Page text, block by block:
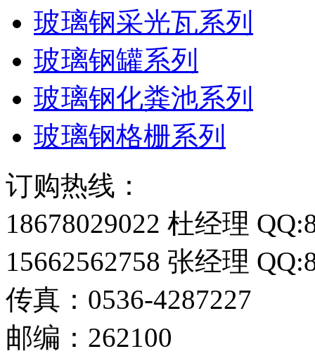
玻璃钢采光瓦系列
玻璃钢罐系列
玻璃钢化粪池系列
玻璃钢格栅系列
订购热线：
18678029022 杜经理
15662562758 张经理
传真：0536-4287227
邮编：262100